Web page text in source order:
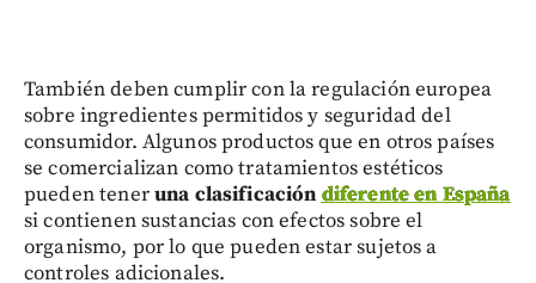
También deben cumplir con la regulación europea
sobre ingredientes permitidos y seguridad del
consumidor. Algunos productos que en otros países
se comercializan como tratamientos estéticos
pueden teneruna clasificación diferente en España
si contienen sustancias con efectos sobre el
organismo, por lo que pueden estar sujetos a
controles adicionales.